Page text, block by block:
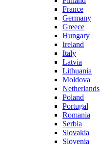
France
Germany
Greece
Hungary
Ireland
Italy
Latvia
Lithuania
Moldova
Netherlands
Poland
Portugal
Romania
Serbia
Slovakia
Slovenia